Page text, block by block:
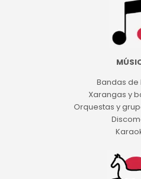
Bandas de
Xarangas y
Orquestas y